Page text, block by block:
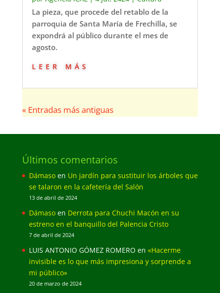
La pieza, que procede del retablo de la
parroquia de Santa María de Frechilla, se
expondrá al público durante el mes de
agosto.
leer más
« Entradas más antiguas
Últimos comentarios
Dámasoen Un jardín para sustituir los árboles que
se talaron en la cafetería del Salón
13 de abril de 2024
Dámasoen Derrota para Chuchi Macón en su
estreno en el banquillo del Palencia Cristo
7 de abril de 2024
LUIS ANTONIO GÓMEZ ROMERO en «Hacerme
invisible es lo que más impresiona y sorprende a
mi público»
20 de marzo de 2024